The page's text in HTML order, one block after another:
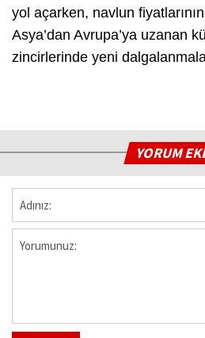
yol açarken, navlun
Asya’dan Avrupa’ya uzanan
zincirlerinde yeni
YORUM